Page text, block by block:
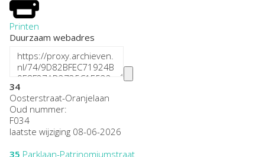
Printen
Duurzaam webadres
34
Oosterstraat-Oranjelaan
Oud nummer:
F034
laatste wijziging 08-06-2026
35 Parklaan-Patrinomiumstraat